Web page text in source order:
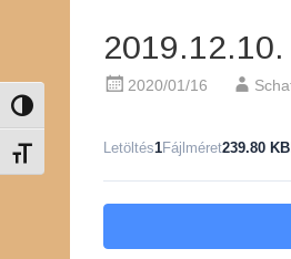
Nagy kontraszt váltása
Betűméret váltása
2020/01/16
Letöltés1Fájlméret239.80 KB